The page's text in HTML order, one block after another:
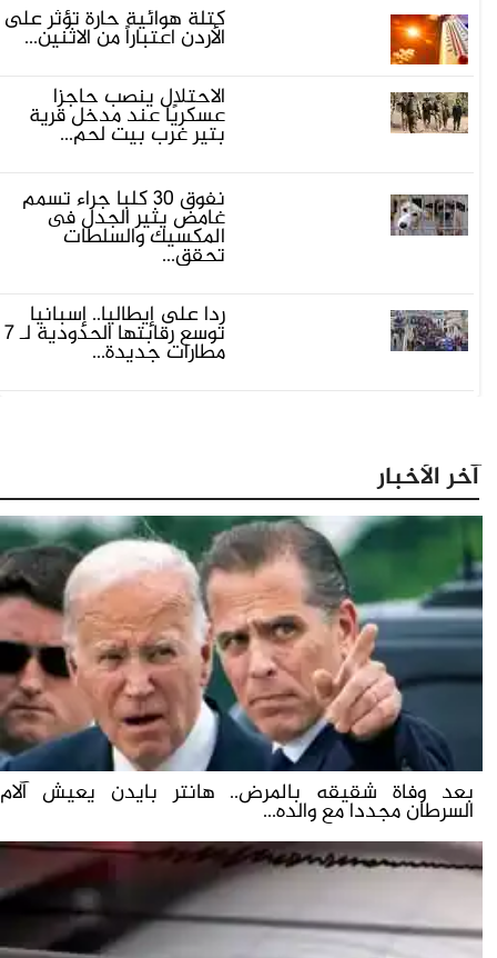
كتلة هوائية حارة تؤثر على
الأردن اعتباراً من الاثنين...
الاحتلال ينصب حاجزًا
عسكريًا عند مدخل قرية
بتير غرب بيت لحم...
نفوق 30 كلبا جراء تسمم
غامض يثير الجدل فى
المكسيك والسلطات
تحقق...
ردا على إيطاليا.. إسبانيا
توسع رقابتها الحدودية لـ 7
مطارات جديدة...
آخر الأخبار
بعد وفاة شقيقه بالمرض.. هانتر بايدن يعيش آلام
السرطان مجددا مع والده...